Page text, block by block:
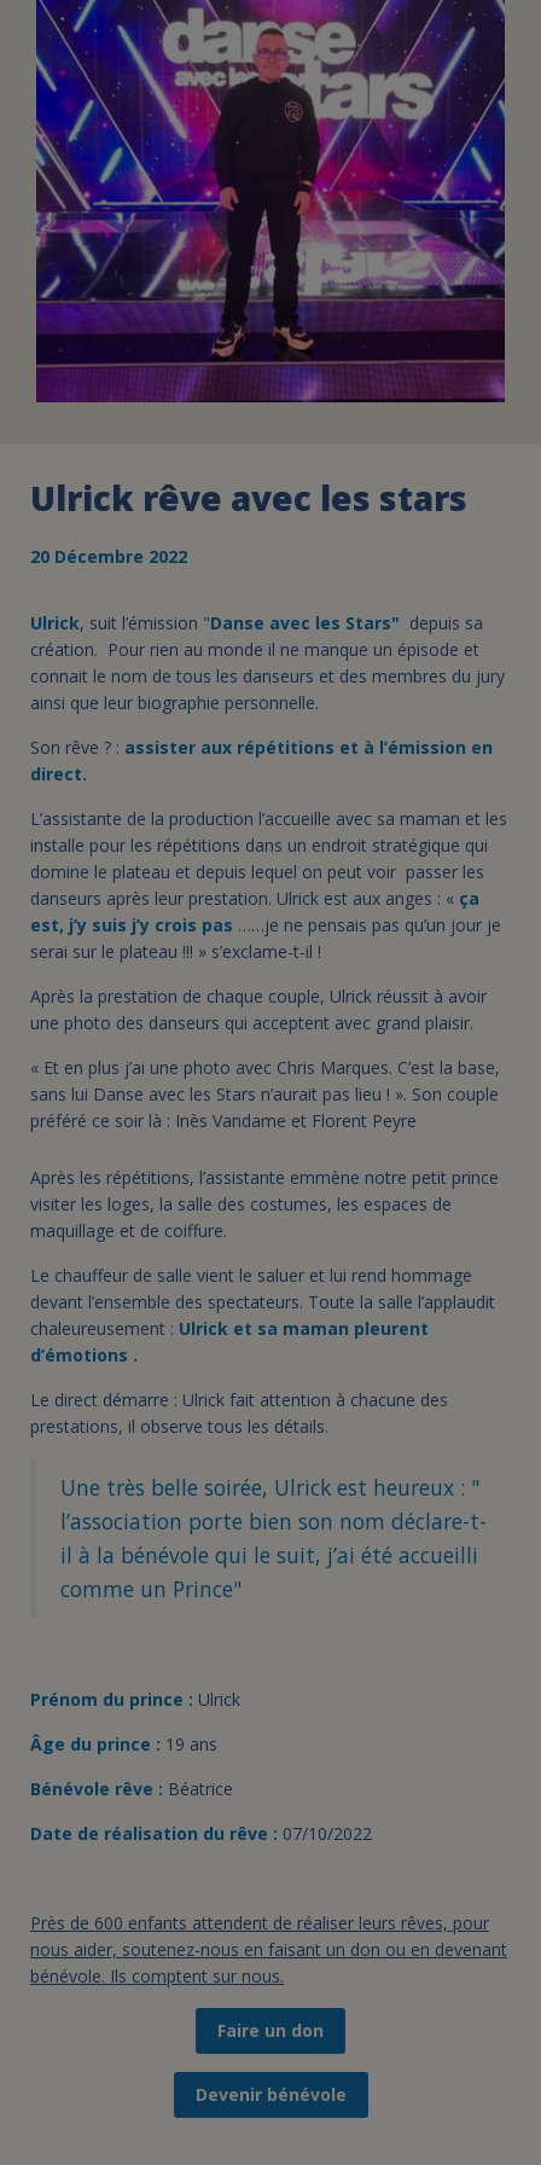
FAIRE UN DON
ASSURANCE VIE/LEGS
ESPACE PRESSE
JE DEVIENS
BÉNÉVOLE
DEVENIR
UN PETIT PRINCE
Ulrick rêve avec les stars
20 Décembre 2022
Ulrick, suit l’émission "Danse avec les Stars" depuis sa
création. Pour rien au monde il ne manque un épisode et
connait le nom de tous les danseurs et des membres du jury
ainsi que leur biographie personnelle.
Son rêve ? : assister aux répétitions et à l’émission en
direct.
L’assistante de la production l’accueille avec sa maman et les
installe pour les répétitions dans un endroit stratégique qui
domine le plateau et depuis lequel on peut voir passer les
danseurs après leur prestation. Ulrick est aux anges : « ça
est, j’y suis j’y crois pas ……je ne pensais pas qu’un jour je
serai sur le plateau !!! » s’exclame-t-il !
Après la prestation de chaque couple, Ulrick réussit à avoir
une photo des danseurs qui acceptent avec grand plaisir.
« Et en plus j’ai une photo avec Chris Marques. C’est la base,
sans lui Danse avec les Stars n’aurait pas lieu ! ». Son couple
préféré ce soir là : Inès Vandame et Florent Peyre
Après les répétitions, l’assistante emmène notre petit prince
visiter les loges, la salle des costumes, les espaces de
maquillage et de coiffure.
Le chauffeur de salle vient le saluer et lui rend hommage
devant l’ensemble des spectateurs. Toute la salle l’applaudit
chaleureusement : Ulrick et sa maman pleurent
d’émotions .
Le direct démarre : Ulrick fait attention à chacune des
prestations, il observe tous les détails.
Une très belle soirée, Ulrick est heureux : "
l’association porte bien son nom déclare-t-
il à la bénévole qui le suit, j’ai été accueilli
comme un Prince"
Prénom du prince : Ulrick
Âge du prince : 19 ans
Bénévole rêve : Béatrice
Date de réalisation du rêve : 07/10/2022
Près de 600 enfants attendent de réaliser leurs rêves, pour
nous aider, soutenez-nous en faisant un don ou en devenant
bénévole. Ils comptent sur nous.
Faire un don
Devenir bénévole